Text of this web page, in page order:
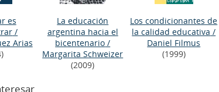
es
/
Arias
La educación
argentina hacia el
bicentenario /
Margarita Schweizer
(2009)
Los condicionantes de
la calidad educativa /
Daniel Filmus
(1999)